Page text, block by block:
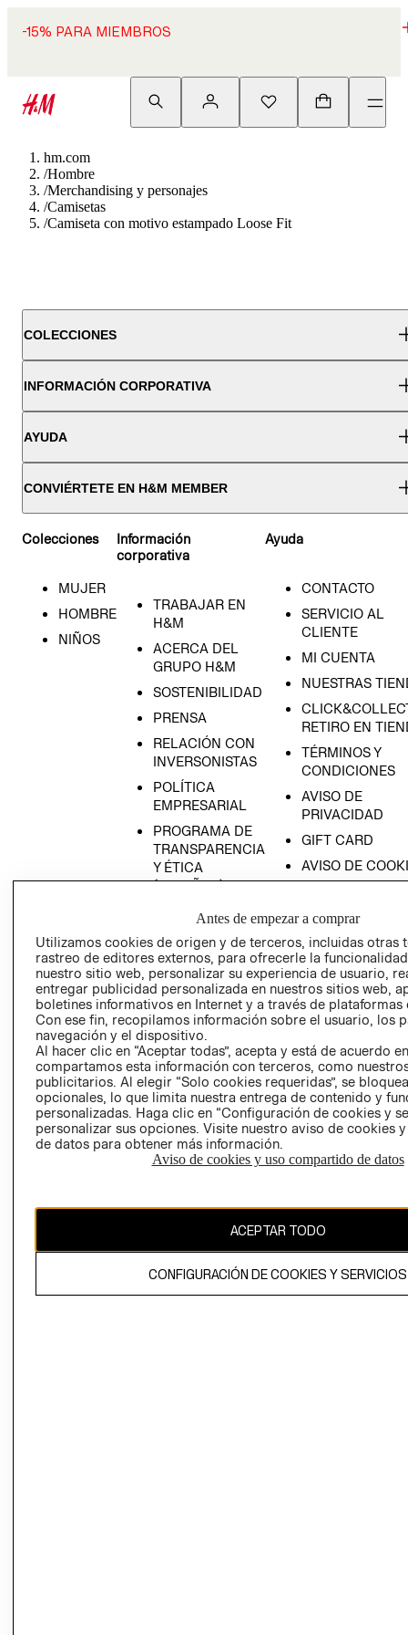
-15% PARA MIEMBROS
hm.com
/Hombre
/Merchandising y personajes
/Camisetas
/Camiseta con motivo estampado Loose Fit
COLECCIONES
INFORMACIÓN CORPORATIVA
AYUDA
CONVIÉRTETE EN H&M MEMBER
Colecciones
MUJER
HOMBRE
NIÑOS
Información
corporativa
TRABAJAR EN
H&M
ACERCA DEL
GRUPO H&M
SOSTENIBILIDAD
PRENSA
RELACIÓN CON
INVERSONISTAS
POLÍTICA
EMPRESARIAL
PROGRAMA DE
TRANSPARENCIA
Y ÉTICA
(ESPAÑOL)
PROGRAMA DE
Y ÉTICA (INGLÉS)
Ayuda
CONTACTO
SERVICIO AL
CLIENTE
MI CUENTA
NUESTRAS
RETIRO EN
TÉRMINOS Y
CONDICIONES
AVISO DE
PRIVACIDAD
GIFT CARD
AVISO DE
COMERCIO - SIC
PETICIONES
QUEJAS Y
RECLAMOS
Colombia ($)
CAMBIAR REGIÓN
El contenido de esta página web está protegido por copyright y es
Antes de empezar a comprar
Utilizamos cookies de origen y de terceros, incluidas otras
rastreo de editores externos, para ofrecerle la
nuestro sitio web, personalizar su experiencia de usuario,
entregar publicidad personalizada en nuestros sitios web,
boletines informativos en Internet y a través de plataformas
Con ese fin, recopilamos información sobre el usuario, los
navegación y el dispositivo.
Al hacer clic en “Aceptar todas”, acepta y está de acuerdo
compartamos esta información con terceros, como
publicitarios. Al elegir “Solo cookies requeridas”, se
opcionales, lo que limita nuestra entrega de contenido y
personalizadas. Haga clic en “Configuración de cookies y
personalizar sus opciones. Visite nuestro aviso de cookies
de datos para obtener más información.
Aviso de cookies y uso compartido de datos
ACEPTAR TODO
CONFIGURACIÓN DE COOKIES Y SERVICIOS